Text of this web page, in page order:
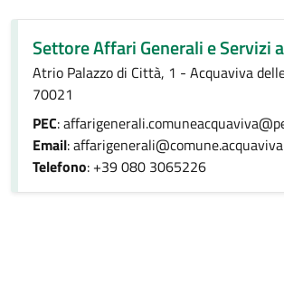
Settore Affari Generali e Servizi
Atrio Palazzo di Città, 1 - Acquaviva
70021
PEC:
Email:
Telefono: +39 080 3065226